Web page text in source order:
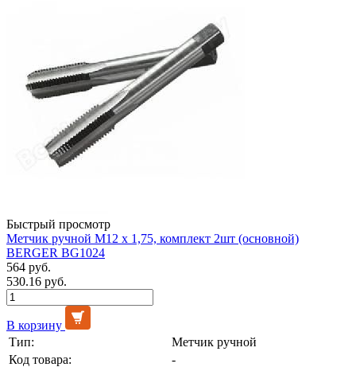
Быстрый просмотр
Метчик ручной М12 х 1,75, комплект 2шт (основной)
BERGER BG1024
564 руб.
530.16 руб.
В корзину
Тип:
Метчик ручной
Код товара:
-